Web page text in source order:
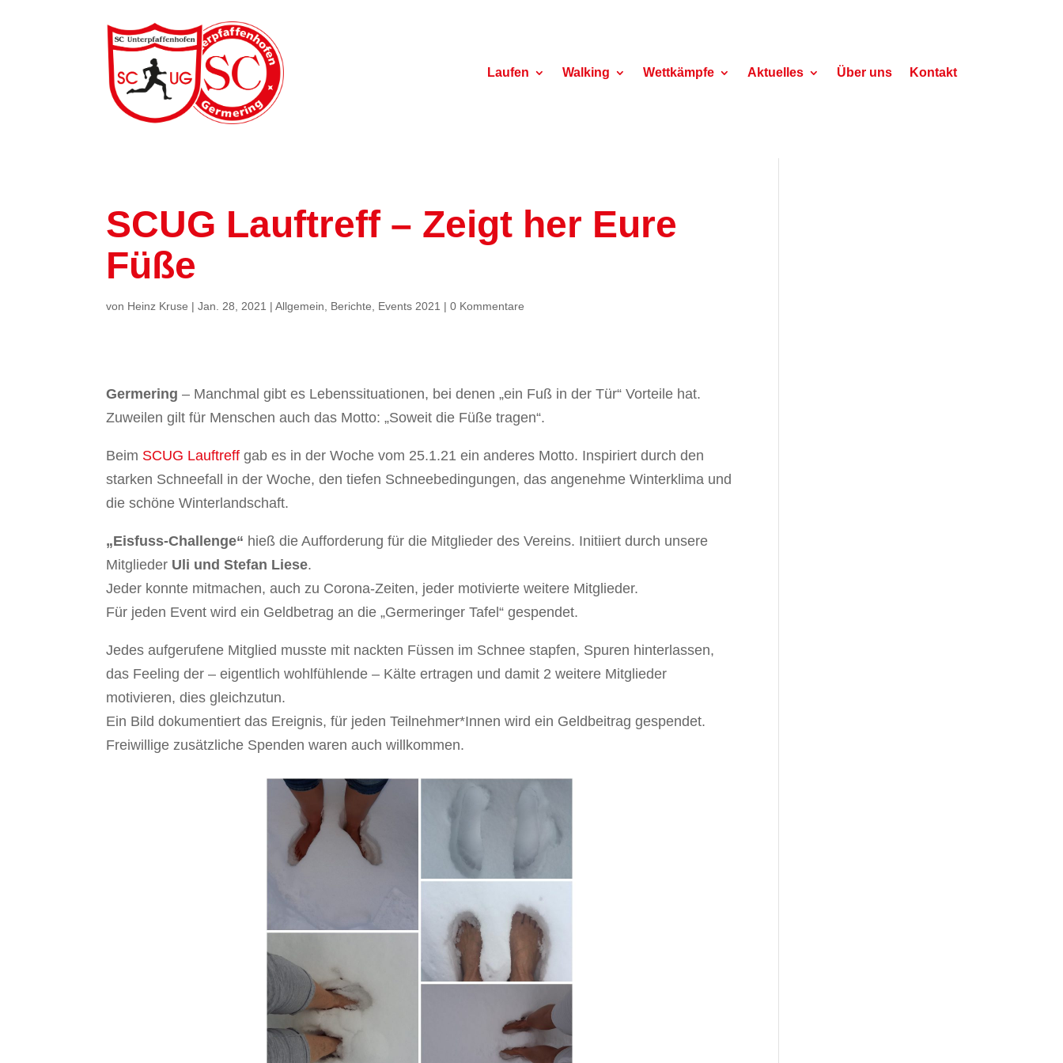
Laufen Walking Wettkämpfe Aktuelles Über uns Kontakt
SCUG Lauftreff – Zeigt her Eure
Füße
von Heinz Kruse |Jan. 28, 2021 |Allgemein Berichte Events 2021 |0 Kommentare
Germering – Manchmal gibt es Lebenssituationen, bei denen „ein Fuß in der Tür“ Vorteile hat.
Zuweilen gilt für Menschen auch das Motto: „Soweit die Füße tragen“.
Beim SCUG Lauftreff gab es in der Woche vom 25.1.21 ein anderes Motto. Inspiriert durch den
starken Schneefall in der Woche, den tiefen Schneebedingungen, das angenehme Winterklima und
die schöne Winterlandschaft.
„Eisfuss-Challenge“ hieß die Aufforderung für die Mitglieder des Vereins. Initiiert durch unsere
Mitglieder Uli und Stefan Liese.
Jeder konnte mitmachen, auch zu Corona-Zeiten, jeder motivierte weitere Mitglieder.
Für jeden Event wird ein Geldbetrag an die „Germeringer Tafel“ gespendet.
Jedes aufgerufene Mitglied musste mit nackten Füssen im Schnee stapfen, Spuren hinterlassen,
das Feeling der – eigentlich wohlfühlende – Kälte ertragen und damit 2 weitere Mitglieder
motivieren, dies gleichzutun.
Ein Bild dokumentiert das Ereignis, für jeden Teilnehmer*Innen wird ein Geldbeitrag gespendet.
Freiwillige zusätzliche Spenden waren auch willkommen.